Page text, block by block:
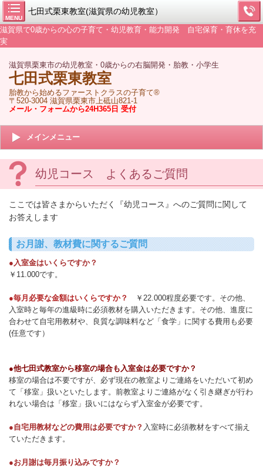
MENU
七田式栗東教室(滋賀県の幼児教室）
滋賀県で0歳からの心の子育て・幼児教育・能力開発 自宅保育・育休を充
実
滋賀県栗東市の幼児教室・0歳からの右脳開発・胎教・小学生
七田式栗東教室
胎教から始めるファーストクラスの子育て®
〒520-3004 滋賀県栗東市上砥山821-1
メール・フォームから24H365日 受付
メインメニュー
幼児コース よくあるご質問
ここでは皆さまからいただく『幼児コース』へのご質問に関して
お答えします
お月謝、教材費に関するご質問
●入室金はいくらですか？
￥11.000です。
●毎月必要な金額はいくらですか？
￥22.000程度必要です。その他、
入室時と毎年の進級時に必須教材を購入いただきます。その他、進度に
合わせて自宅用教材や、良質な調味料など「食学」に関する費用も必要
(任意です）
●他七田式教室から移室の場合も入室金は必要ですか？
移室の場合は不要ですが、必ず現在の教室よりご連絡をいただいて初め
て「移室」扱いといたします。前教室よりご連絡がなく引き継ぎが行わ
れない場合は「移室」扱いにはならず入室金が必要です。
●自宅用教材などの費用は必要ですか？ 入室時に必須教材をすべて揃え
ていただきます。
●お月謝は毎月振り込みですか？